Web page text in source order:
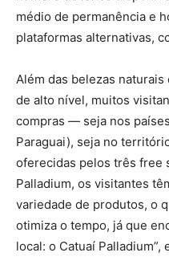
médio de permanência e
plataformas alternativas,
Além das belezas
de alto nível, muitos
compras — seja nos
Paraguai), seja no
oferecidas pelos três free
Palladium, os visitantes
variedade de produtos, o
otimiza o tempo, já que
local: o Catuaí Palladium”,